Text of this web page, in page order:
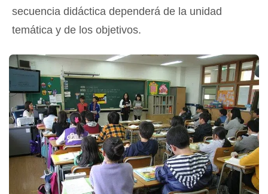
secuencia didáctica dependerá de la unidad
temática y de los objetivos.